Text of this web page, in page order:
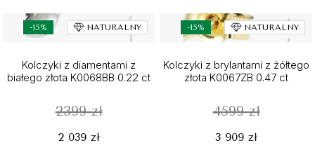
-15% NATURALNY
Kolczyki z diamentami z
białego złota K0068BB 0.22 ct
2399 zł
2 039 zł
-15% NATURALNY
Kolczyki z brylantami z żółtego
złota K0067ZB 0.47 ct
4599 zł
3 909 zł